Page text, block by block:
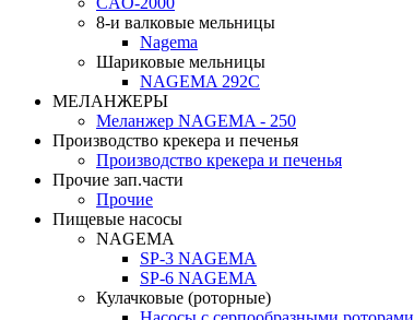
8-и валковые мельницы
Nagema
Шариковые мельницы
NAGEMA 292C
МЕЛАНЖЕРЫ
Меланжер NAGEMA - 250
Производство крекера и печенья
Производство крекера и печенья
Прочие зап.части
Прочие
Пищевые насосы
NAGEMA
SP-3 NAGEMA
SP-6 NAGEMA
Кулачковые (роторные)